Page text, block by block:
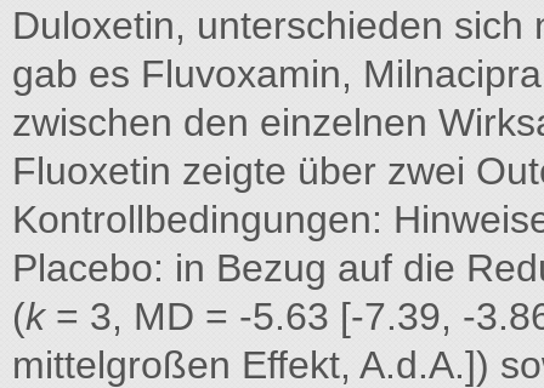
Duloxetin, unterschieden
gab es Fluvoxamin,
zwischen den einzelnen
Fluoxetin zeigte über zwei
Kontrollbedingungen:
Placebo: in Bezug auf die
(k= 3, MD = -5.63 [-7.39, -
mittelgroßen Effekt, A.d.A.])